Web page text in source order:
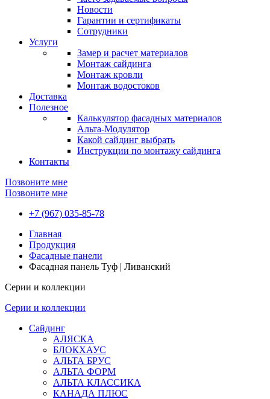
Новости
Гарантии и сертификаты
Сотрудники
Услуги
Замер и расчет материалов
Монтаж сайдинга
Монтаж кровли
Монтаж водостоков
Доставка
Полезное
Калькулятор фасадных материалов
Альта-Модулятор
Какой сайдинг выбрать
Инструкции по монтажу сайдинга
Контакты
Позвоните мне
Позвоните мне
+7 (967) 035-85-78
Главная
Продукция
Фасадные панели
Фасадная панель Туф | Ливанский
Серии и коллекции
Серии и коллекции
Сайдинг
АЛЯСКА
БЛОКХАУС
АЛЬТА БРУС
АЛЬТА ФОРМ
АЛЬТА КЛАССИКА
КАНАДА ПЛЮС